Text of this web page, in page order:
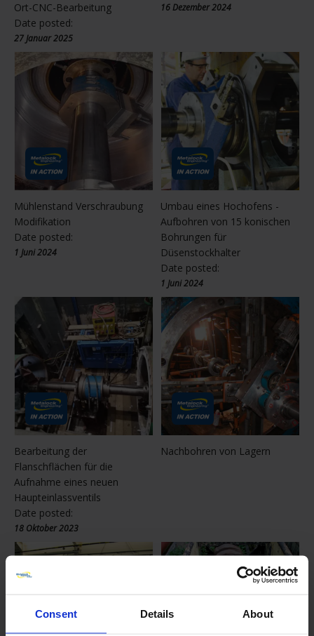
Consent Details About
Ort-CNC-Bearbeitung
Date posted:
27 Januar 2025
16 Dezember 2024
Mühlenstand Verschraubung
Modifikation
Date posted:
1 Juni 2024
Umbau eines Hochofens -
Aufbohren von 15 konischen
Bohrungen für
Düsenstockhalter
Date posted:
1 Juni 2024
Bearbeitung der
Flanschflächen für die
Aufnahme eines neuen
Haupteinlassventils
Date posted:
18 Oktober 2023
Nachbohren von Lagern